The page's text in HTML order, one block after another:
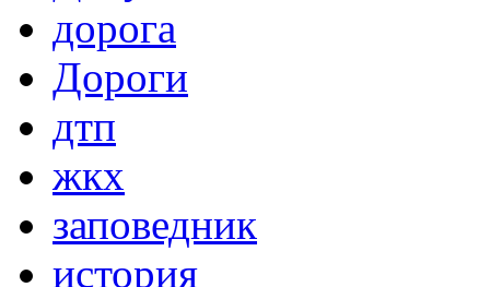
дорога
Дороги
дтп
жкх
заповедник
история